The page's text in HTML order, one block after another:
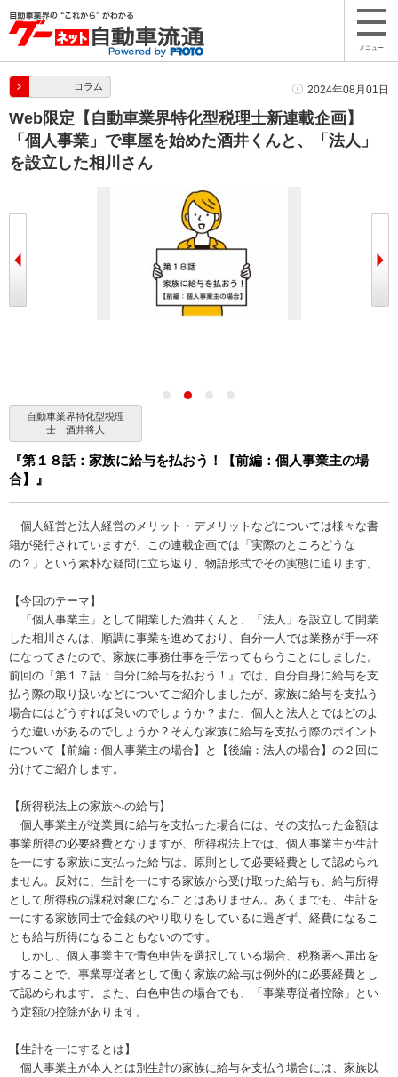
メニュー
コラム 2024年08月01日
Web限定【自動車業界特化型税理士新連載企画】
「個人事業」で車屋を始めた酒井くんと、「法人」
を設立した相川さん
自動車業界特化型税理
士 酒井将人
『第１８話：家族に給与を払おう！【前編：個人事業主の場
合】』
個人経営と法人経営のメリット・デメリットなどについては様々な書
籍が発行されていますが、この連載企画では「実際のところどうな
の？」という素朴な疑問に立ち返り、物語形式でその実態に迫ります。
【今回のテーマ】
「個人事業主」として開業した酒井くんと、「法人」を設立して開業
した相川さんは、順調に事業を進めており、自分一人では業務が手一杯
になってきたので、家族に事務仕事を手伝ってもらうことにしました。
前回の『第１７話：自分に給与を払おう！』では、自分自身に給与を支
払う際の取り扱いなどについてご紹介しましたが、家族に給与を支払う
場合にはどうすれば良いのでしょうか？また、個人と法人とではどのよ
うな違いがあるのでしょうか？そんな家族に給与を支払う際のポイント
について【前編：個人事業主の場合】と【後編：法人の場合】の２回に
分けてご紹介します。
【所得税法上の家族への給与】
個人事業主が従業員に給与を支払った場合には、その支払った金額は
事業所得の必要経費となりますが、所得税法上では、個人事業主が生計
を一にする家族に支払った給与は、原則として必要経費として認められ
ません。反対に、生計を一にする家族から受け取った給与も、給与所得
として所得税の課税対象になることはありません。あくまでも、生計を
一にする家族同士で金銭のやり取りをしているに過ぎず、経費になるこ
とも給与所得になることもないのです。
しかし、個人事業主で青色申告を選択している場合、税務署へ届出を
することで、事業専従者として働く家族の給与は例外的に必要経費とし
て認められます。また、白色申告の場合でも、「事業専従者控除」とい
う定額の控除があります。
【生計を一にするとは】
個人事業主が本人とは別生計の家族に給与を支払う場合には、家族以